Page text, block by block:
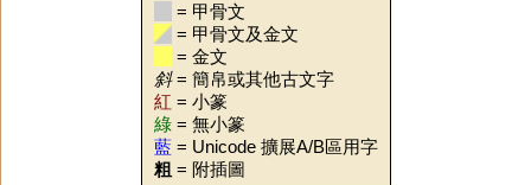
= 甲骨文
= 甲骨文及金文
= 金文
斜= 簡帛或其他古文字
紅 = 小篆
綠 = 無小篆
藍 = Unicode 擴展A/B區用字
粗 = 附插圖